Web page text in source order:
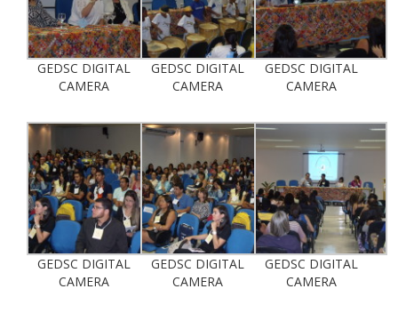
GEDSC DIGITAL
CAMERA
GEDSC DIGITAL
CAMERA
GEDSC DIGITAL
CAMERA
GEDSC DIGITAL
CAMERA
GEDSC DIGITAL
CAMERA
GEDSC DIGITAL
CAMERA